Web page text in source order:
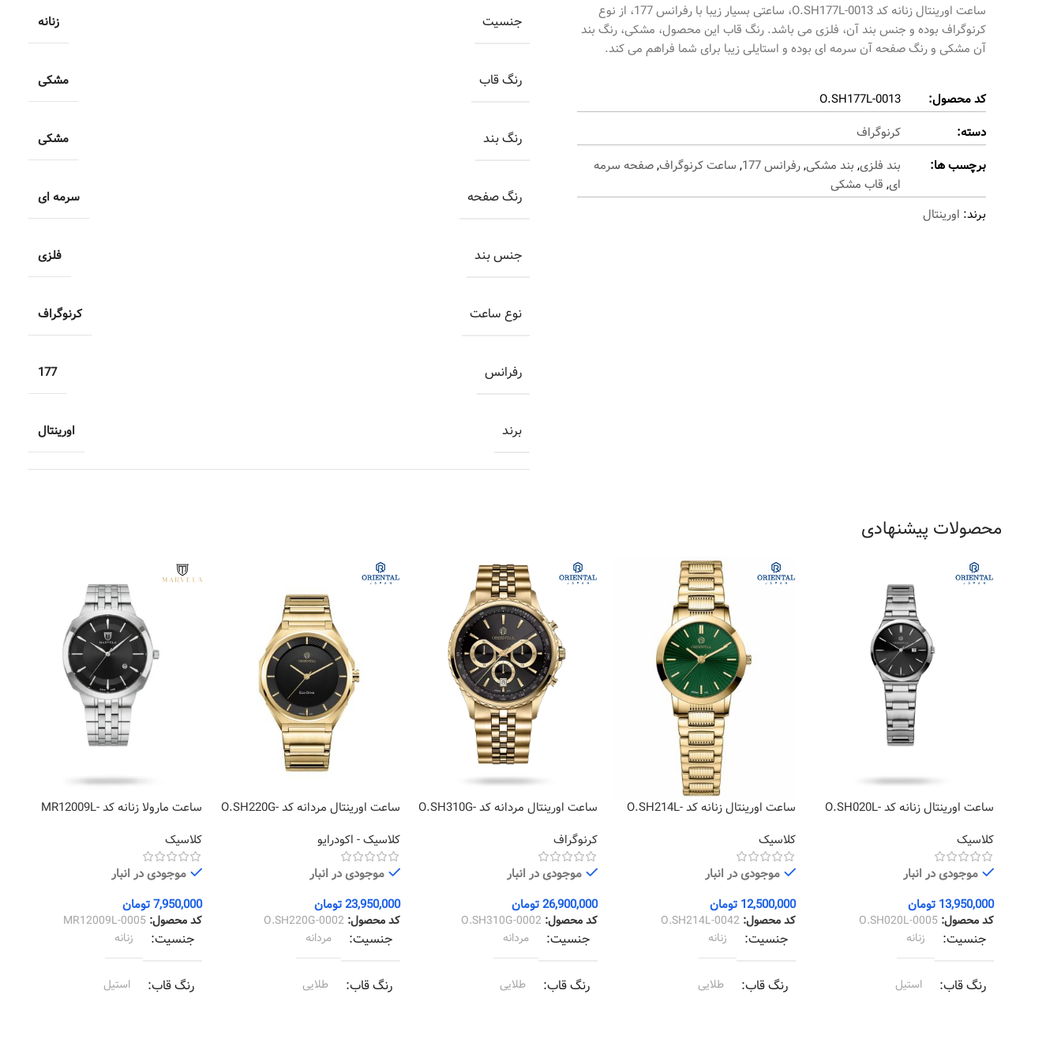
ساعت اورینتال زنانه کد O.SH177L-0013، ساعتی بسیار زیبا با رفرانس 177، از نوع
کرنوگراف بوده و جنس بند آن، فلزی می باشد. رنگ قاب این محصول، مشکی، رنگ بند
آن مشکی و رنگ صفحه آن سرمه ای بوده و استایلی زیبا برای شما فراهم می کند.
کد محصول:
O.SH177L-0013
دسته:
کرنوگراف
برچسب ها:
بند فلزی, بند مشکی,رفرانس 177 , ساعت کرنوگراف,صفحه سرمه
ای, قاب مشکی
برند: اورینتال
جنسیت زنانه
رنگ قاب مشکی
رنگ بند مشکی
رنگ صفحه سرمه ای
جنس بند فلزی
نوع ساعت کرنوگراف
رفرانس 177
برند اورینتال
محصولات پیشنهادی
ساعت اورینتال زنانه کد O.SH020L-
کلاسیک
موجودی در انبار
13,950,000 تومان
کد محصول: O.SH020L-0005
جنسیت زنانه
رنگ قاب استیل
ساعت اورینتال زنانه کد O.SH214L-
کلاسیک
موجودی در انبار
12,500,000 تومان
کد محصول: O.SH214L-0042
جنسیت زنانه
رنگ قاب طلایی
ساعت اورینتال مردانه کد O.SH310G-
کرنوگراف
موجودی در انبار
26,900,000تومان
کد محصول: O.SH310G-0002
جنسیت مردانه
رنگ قاب طلایی
ساعت اورینتال مردانه کد O.SH220G-
کلاسیک - اکودرایو
موجودی در انبار
23,950,000تومان
کد محصول:O.SH220G-0002
جنسیت مردانه
رنگ قاب طلایی
ساعت مارولا زنانه کد MR12009L-
کلاسیک
موجودی در انبار
7,950,000تومان
کد محصول: MR12009L-0005
جنسیت زنانه
رنگ قاب استیل